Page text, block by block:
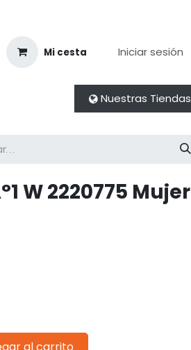
Mi cesta Iniciar sesión
Nuestras Tiendas
W 2220775 Mujer